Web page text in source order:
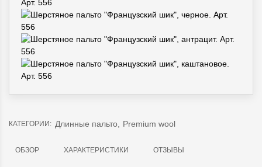
КАТЕГОРИИ: Длинные пальто Premium wool
ОБЗОР ХАРАКТЕРИСТИКИ ОТЗЫВЫ